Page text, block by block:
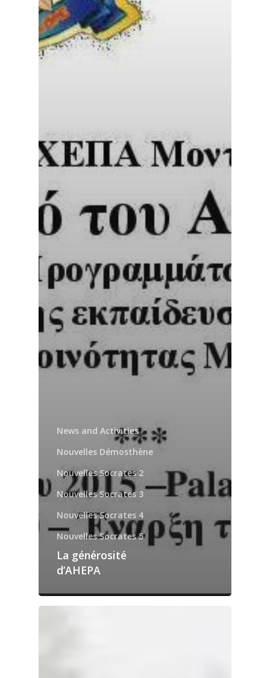
News and Activities
Nouvelles Démosthène
Nouvelles Socrates 2
Nouvelles Socrates 3
Nouvelles Socrates 4
Nouvelles Socrates 5
La générosité
d’AHEPA